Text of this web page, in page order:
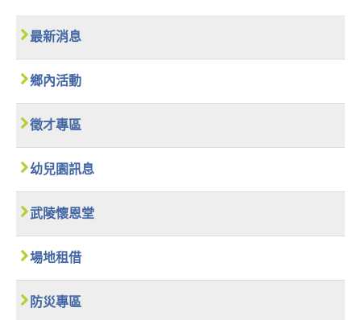
最新消息
鄉內活動
徵才專區
幼兒園訊息
武陵懷恩堂
場地租借
防災專區